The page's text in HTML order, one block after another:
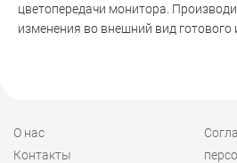
цветопередачи монитора.
изменения во внешний вид готового
О нас
Контакты